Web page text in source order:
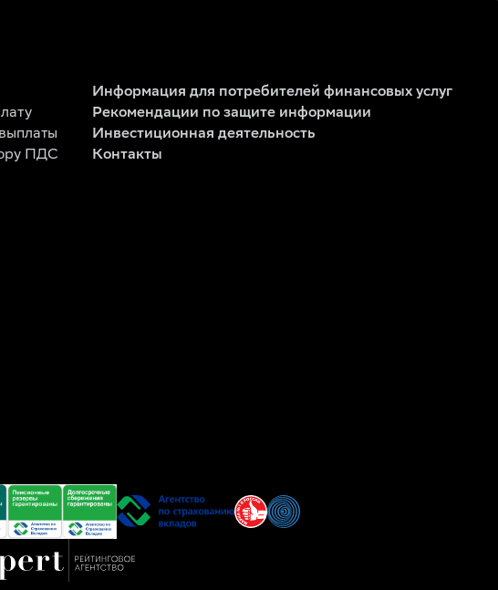
ПДС
Информация для потребителей финансовых услуг
Рекомендации по защите информации
Инвестиционная деятельность
Контакты